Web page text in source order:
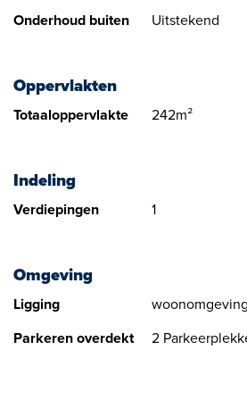
Alle door ons verstrekte informatie is
aanvaarden wij geen aansprakelijkheid
aanbieding of offerte.
Onderhoud buiten
Uitstekend
Oppervlakten
Totaaloppervlakte 242m²
Indeling
Verdiepingen 1
Omgeving
Ligging
woonomgeving
Parkeren overdekt
2